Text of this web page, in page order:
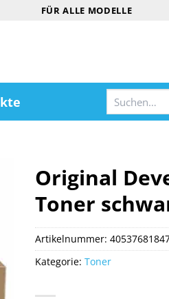
FÜR ALLE MODELLE
Suchen
nach:
Original
Toner
Artikelnummer:
Kategorie: Toner